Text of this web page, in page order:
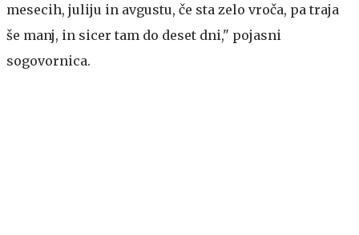
mesecih, juliju in avgustu, če sta zelo vroča, pa traja
še manj, in sicer tam do deset dni," pojasni
sogovornica.